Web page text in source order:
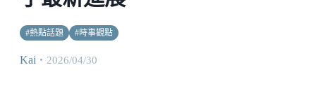
#熱點話題 #時事觀點
Kai ・ 2026/04/30